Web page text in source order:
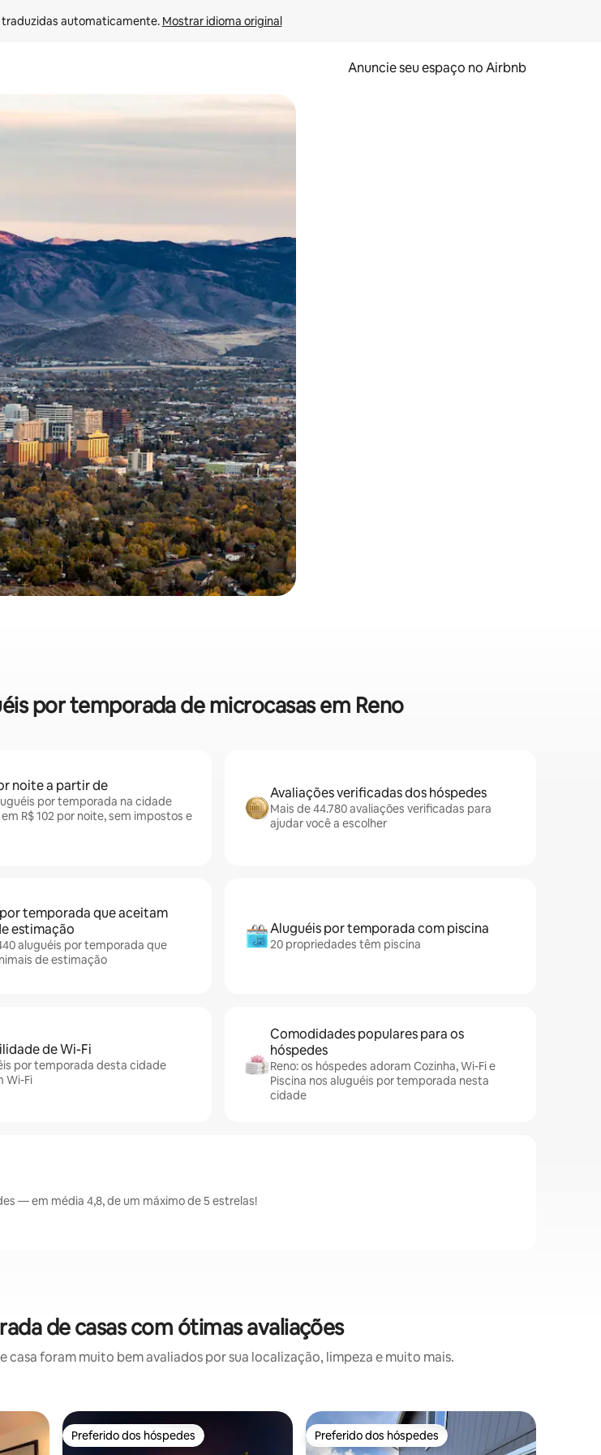
automaticamente. Mostrar idioma original
Anuncie seu espaço no Airbnb
cima e para baixo do teclado ou tocando e deslizando o dedo na tela.
por temporada de microcasas em Reno
noite a partir de
por temporada na cidade
R$ 102 por noite, sem impostos e
Avaliações verificadas dos hóspedes
Mais de 44.780 avaliações verificadas para
ajudar você a escolher
temporada que aceitam
estimação
aluguéis por temporada que
de estimação
Aluguéis por temporada com piscina
20 propriedades têm piscina
de Wi-Fi
por temporada desta cidade
Wi-Fi
Comodidades populares para os
hóspedes
Reno: os hóspedes adoram Cozinha, Wi-Fi e
Piscina nos aluguéis por temporada nesta
cidade
— em média 4,8, de um máximo de 5 estrelas!
de casas com ótimas avaliações
foram muito bem avaliados por sua localização, limpeza e muito mais.
Preferido dos hóspedes
Preferido dos hóspedes Preferido dos hóspedes
Preferido dos hóspedes